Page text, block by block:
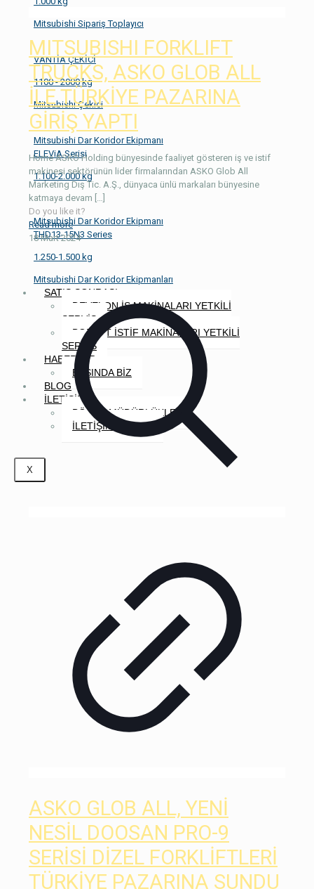
Mitsubishi Sipariş Toplayıcı
VANTİA ÇEKİCİ
1100 - 2000 kg
Mitsubishi Çekici
Mitsubishi Dar Koridor Ekipmanı
ELEViA Serisi
1.100-2.000 kg
Mitsubishi Dar Koridor Ekipmanı
THD13-15N3 Series
1.250-1.500 kg
Mitsubishi Dar Koridor Ekipmanları
SATIŞ SONRASI
DEVELON İŞ MAKİNALARI YETKİLİ
SERVİS
BOBCAT İSTİF MAKİNALARI YETKİLİ
SERVİS
HABERLER
BASINDA BİZ
BLOG
İLETİŞİM
BÖLGE MÜDÜRLÜKLERİ
İLETİŞİM FORMU
X
MITSUBISHI FORKLIFT
TRUCKS, ASKO GLOB ALL
İLE TÜRKİYE PAZARINA
GİRİŞ YAPTI
Home ASKO Holding bünyesinde faaliyet gösteren iş ve istif
makinesi sektörünün lider firmalarından ASKO Glob All
Marketing Dış Tic. A.Ş., dünyaca ünlü markaları bünyesine
katmaya devam […]
Do you like it?
Read more
18 Mart 2024
ASKO GLOB ALL, YENİ
NESİL DOOSAN PRO-9
SERİSİ DİZEL FORKLİFTLERİ
TÜRKİYE PAZARINA SUNDU